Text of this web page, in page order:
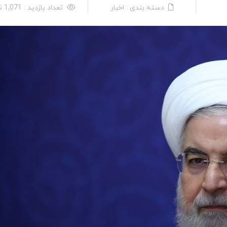
دسته بندی : اخبار تعداد بازدید : 1,071 نفر